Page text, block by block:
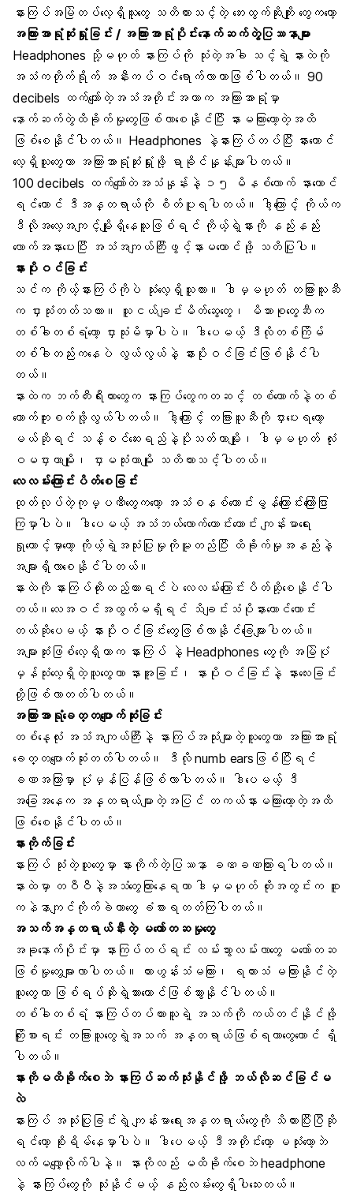
နားကြပ်အမြဲတပ်လေ့ရှိသူတွေ သတိထားသင့်တဲ့ ဘေးထွက်ဆိုးကျိုး တွေကတော့
အကြားအာရုံဆုံးရှုံးခြင်း / အကြားအာရုံပိုင်းနောက်ဆက်တွဲပြဿနာများ
Headphones သို့မဟုတ် နားကြပ်ကို သုံးတဲ့အခါ သင့်ရဲ့ နားထဲကို
အသံကတိုက်ရိုက် အနီးကပ်ဝင်ရောက်လာတာဖြစ်ပါတယ်။ 90
decibels ထက်ကျော်တဲ့အသံအတိုင်းအတာက အကြားအာရုံမှာ
နောက်ဆက်တွဲထိခိုက်မှုတွေဖြစ်လာစေနိုင်ပြီး နားမကြားတော့တဲ့အထိ
ဖြစ်စေနိုင်ပါတယ်။ Headphones နဲ့နားကြပ်တပ်ပြီး နားထောင်
လေ့ရှိသူတွေဟာ အကြားအာရုံဆုံးရှုံးဖို့ ရာခိုင်နှုန်းများပါတယ်။
100 decibels ထက်ကျော်တဲအသံနှုန်းနဲ့ ၁၅ မိနစ်လောက် နားထောင်
ရင်တောင် ဒီအန္တရာယ်ကို စိတ်ပူရပါတယ်။ ဒါ့ကြောင့် ကိုယ်က
ဒီလိုအလေ့အကျင့်မျိုးရှိနေသူဖြစ်ရင် ကိုယ့်ရဲ့နားကို နည်းနည်း
လောက်အနားပေးပြီး အသံအကျယ်ကြီးဖွင့်နားမထောင်ဖို့ သတိပြုပါ။
နားပိုးဝင်ခြင်း
သင်က ကိုယ့်နားကြပ်ကိုပဲ သုံးလေ့ရှိသူလား။ ဒါမှမဟုတ် တခြားသူဆီ
က ငှားသုံးတတ်သလား။ သူငယ်ချင်းမိတ်ဆွေတွေ၊ မိသားစုတွေဆီက
တစ်ခါတစ်ရံတော့ ငှားသုံးမိမှာပါပဲ။ ဒါပေမယ့် ဒီလိုတစ်ကြိမ်
တစ်ခါတည်းကနေပဲ လွယ်လွယ်နဲ့ နားပိုးဝင်ခြင်းဖြစ်နိုင်ပါ
တယ်။
နားထဲက ဘက်တီးရီးယားတွေက နားကြပ်တွေကတဆင့် တစ်ယောက်နဲ့တစ်
ယောက်ကူးစက်ဖို့လွယ်ပါတယ်။ ဒါ့ကြောင့် တခြားသူဆီကို ငှားပေးရတော့
မယ်ဆိုရင် သန့်စင်ဆေးရည်နဲ့ပိုးသတ်တာမျိုး၊ ဒါမှမဟုတ် လုံး
ဝမငှားတာမျိုး၊ ငှားမသုံးတာမျိုး သတိထားသင့်ပါတယ်။
လေလမ်းကြောင်းပိတ်စေခြင်း
ထုတ်လုပ်တဲ့ကုမ္ပဏီတွေကတော့ အသံစနစ်ကောင်းမွန်ကြောင်းကြော်ငြာ
ကြမှာပါပဲ။ ဒါပေမယ့် အသံဘယ်လောက်ကောင်းကောင်း ကျန်းမာရေး
ရှုထောင့်မှာတော့ ကိုယ့်ရဲ့အသုံးပြုမှုကိုမူတည်ပြီး ထိခိုက်မှုအနည်းနဲ့
အများရှိလာစေနိုင်ပါတယ်။
နားထဲကို နားကြပ်ထိုးထည့်ထားရင်ပဲ လေလမ်းကြောင်းပိတ်ဆို့စေနိုင်ပါ
တယ်။လေအဝင်အထွက်မရှိရင် သိချင်းသံပိုနားထောင်ကောင်း
တယ်ဆိုပေမယ့် နားပိုးဝင်ခြင်းတွေဖြစ်လာနိုင်ခြေများပါတယ်။
အများဆုံးဖြစ်လေ့ရှိတာက နားကြပ် နဲ့ Headphones တွေကို အမြဲပုံ
မှန်သုံးလေ့ရှိတဲ့သူတွေဟာ နားအူခြင်း၊ နားပိုးဝင်ခြင်းနဲ့ နားလေးခြင်း
တို့ဖြစ်လာတတ်ပါတယ်။
အကြားအာရုံခေတ္တပျောက်ဆုံးခြင်း
တစ်နေ့လုံး အသံအကျယ်ကြီးနဲ့ နားကြပ်အသုံးများတဲ့သူတွေဟာ အကြားအာရုံ
ခေတ္တပျောက်ဆုံးတတ်ပါတယ်။ ဒီလို numb earsဖြစ်ပြီးရင်
ခဏအကြာမှာ ပုံမှန်ပြန်ဖြစ်လာပါတယ်။ ဒါပေမယ့် ဒီ
အခြေအနေက အန္တရာယ်များတဲ့အပြင် တကယ်နားမကြားတော့တဲ့အထိ
ဖြစ်စေနိုင်ပါတယ်။
နားကိုက်ခြင်း
နားကြပ် သုံးတဲ့သူတွေမှာ နားကိုက်တဲ့ပြဿနာ ခဏခဏကြားရပါတယ်။
နားထဲမှာ တဝီဝီနဲ့အသံတွေကြားနေရတာ ဒါမှမဟုတ် ဟိုးအတွင်းက စူး
ကနဲနာကျင်ကိုက်ခဲတာတွေ ခံစားရတတ်ကြပါတယ်။
အသက်အန္တရာယ်နီးတဲ့ မတော်တဆမှုတွေ
အခုနောက်ပိုင်းမှာ နားကြပ်တပ်ရင်း လမ်းသွားလမ်းလာတွေ မတော်တဆ
ဖြစ်မှုတွေများလာပါတယ်။ ကားဟွန်းသံမကြား၊ ရထားသံ မကြားနိုင်တဲ့
သူတွေဟာ ဖြစ်ရပ်ဆိုးရဲ့သားကောင်ဖြစ်သွားနိုင်ပါတယ်။
တစ်ခါတစ်ရံ နားကြပ်တပ်ထားသူရဲ့ အသက်ကို ကယ်တင်နိုင်ဖို့
ကြိုးစားရင်း တခြားသူတွေရဲ့အသက် အန္တရာယ်ဖြစ်ရတာတွေတောင် ရှိ
ပါတယ်။
နားကိုမထိခိုက်စေဘဲ နားကြပ်ဆက်သုံးနိုင်ဖို့ ဘယ်လိုဆင်ခြင်မ
လဲ
နားကြပ် အသုံးပြုခြင်းရဲ့ ကျန်းမာရေးအန္တရာယ်တွေကို သိထားပြီးပြီဆို
ရင်တော့ စိုးရိမ်နေမှာပါပဲ။ ဒါပေမယ့် ဒီအတိုင်းတော့ မသုံးတော့ဘဲ
လက်မလျှော့လိုက်ပါနဲ့။ နားကိုလည်း မထိခိုက်စေဘဲheadphone
နဲ့ နားကြပ်တွေကို သုံးနိုင်မယ့် နည်းလမ်းတွေရှိပါသေးတယ်။